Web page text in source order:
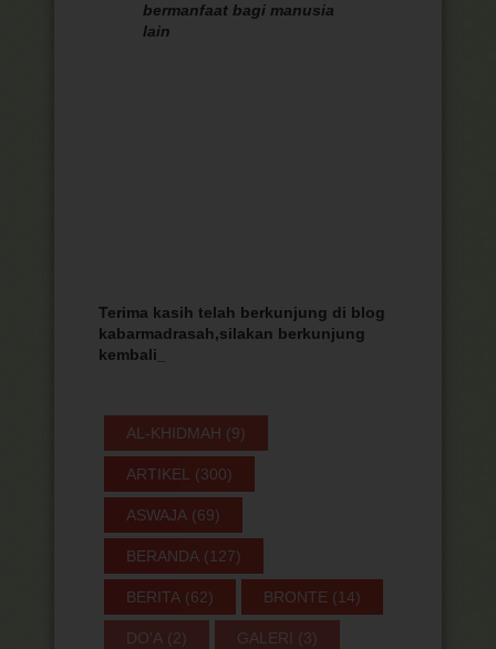
bermanfaat bagi manusia
lain
Terima kasih telah berkunjung di blog
kabarmadrasah,silakan berkunjung
kembali
AL-KHIDMAH (9)
ARTIKEL (300)
ASWAJA (69)
BERANDA (127)
BERITA (62) BRONTE (14)
DO'A (2) GALERI (3)